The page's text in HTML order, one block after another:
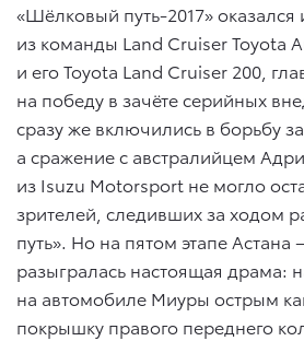
«Шёлковый путь-2017»
из команды Land Cruiser Toyota
и его Toyota Land Cruiser 200,
на победу в зачёте серийных
сразу же включились в борьбу
а сражение с австралийцем
из Isuzu Motorsport не могло
зрителей, следивших за ходом
путь». Но на пятом этапе
разыгралась настоящая драма:
на автомобиле Миуры острым
покрышку правого переднего